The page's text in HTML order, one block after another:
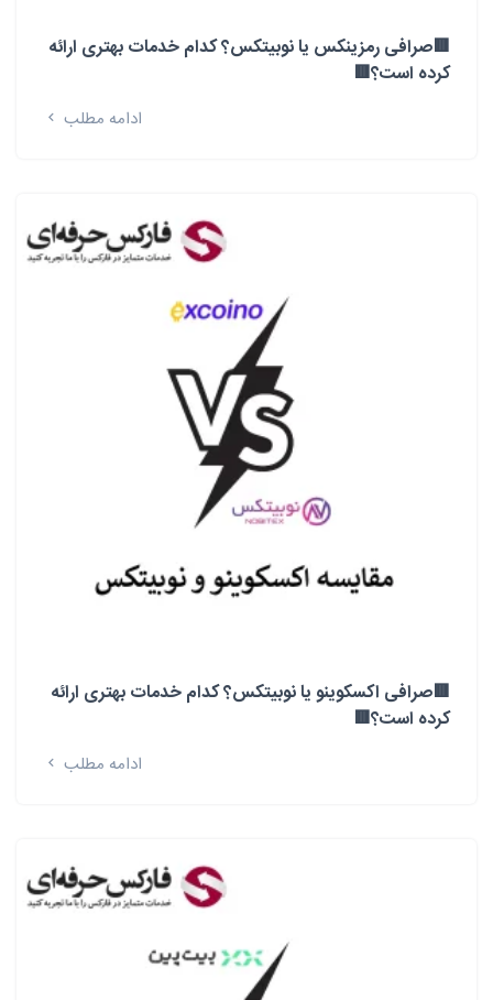
🟥صرافی رمزینکس یا نوبیتکس؟ کدام خدمات بهتری ارائه
کرده است؟🟥
ادامه مطلب
🟥صرافی اکسکوینو یا نوبیتکس؟ کدام خدمات بهتری ارائه
کرده است؟🟥
ادامه مطلب